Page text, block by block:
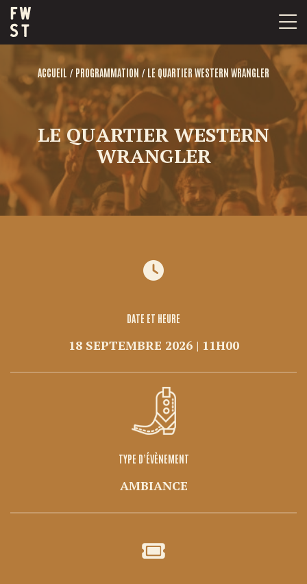
Passer
au
contenu
ACCUEIL / PROGRAMMATION / LE QUARTIER WESTERN WRANGLER
LE QUARTIER WESTERN
WRANGLER
DATE ET HEURE
18 SEPTEMBRE 2026 | 11H00
TYPE D’ÉVÈNEMENT
AMBIANCE